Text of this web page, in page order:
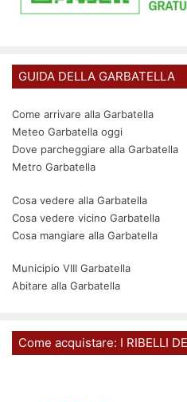
GUIDA DELLA GARBATELLA
Come arrivare alla Garbatella
Meteo Garbatella oggi
Dove parcheggiare alla Garbatella
Metro Garbatella
Cosa vedere alla Garbatella
Cosa vedere vicino Garbatella
Cosa mangiare alla Garbatella
Municipio VIII Garbatella
Abitare alla Garbatella
Come acquistare: I RIBELLI